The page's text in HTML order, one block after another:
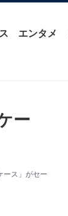
エンタメ
ー
ース」がセー